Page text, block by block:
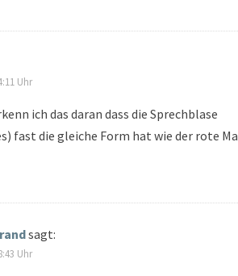
Uhr
ich das daran dass die Sprechblase
fast die gleiche Form hat wie der rote
sagt:
Uhr